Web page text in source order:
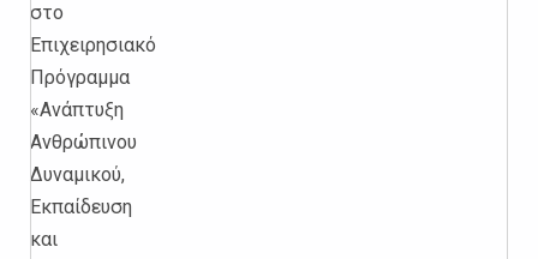
στο
Επιχειρησιακό
Πρόγραμμα
«Ανάπτυξη
Ανθρώπινου
Δυναμικού,
Εκπαίδευση
και